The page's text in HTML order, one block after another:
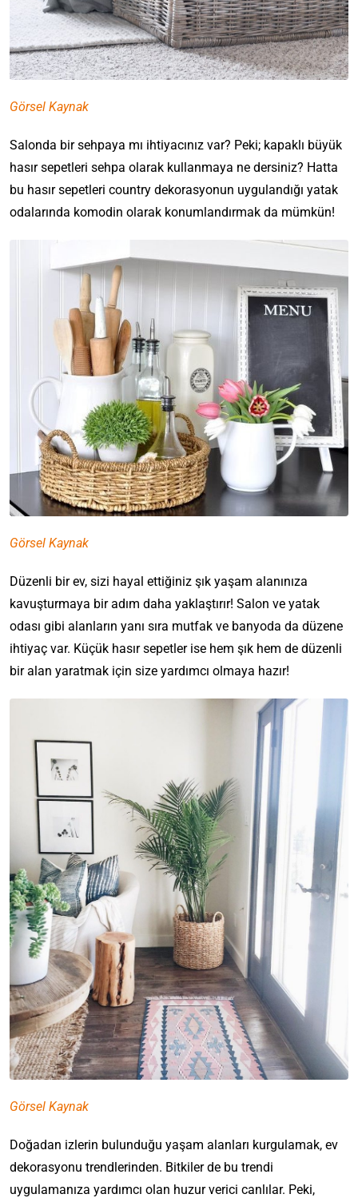
Görsel Kaynak
Salonda bir sehpaya mı ihtiyacınız var? Peki; kapaklı büyük
hasır sepetleri sehpa olarak kullanmaya ne dersiniz? Hatta
bu hasır sepetleri country dekorasyonun uygulandığı yatak
odalarında komodin olarak konumlandırmak da mümkün!
Görsel Kaynak
Düzenli bir ev, sizi hayal ettiğiniz şık yaşam alanınıza
kavuşturmaya bir adım daha yaklaştırır! Salon ve yatak
odası gibi alanların yanı sıra mutfak ve banyoda da düzene
ihtiyaç var. Küçük hasır sepetler ise hem şık hem de düzenli
bir alan yaratmak için size yardımcı olmaya hazır!
Görsel Kaynak
Doğadan izlerin bulunduğu yaşam alanları kurgulamak, ev
dekorasyonu trendlerinden. Bitkiler de bu trendi
uygulamanıza yardımcı olan huzur verici canlılar. Peki,